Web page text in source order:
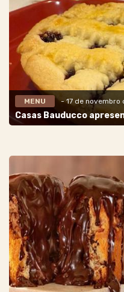
MENU - 17 de novembro
Casas Bauducco